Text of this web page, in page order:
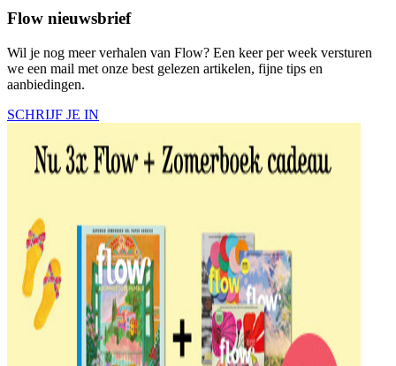
Flow nieuwsbrief
Wil je nog meer verhalen van Flow? Een keer per week versturen
we een mail met onze best gelezen artikelen, fijne tips en
aanbiedingen.
SCHRIJF JE IN